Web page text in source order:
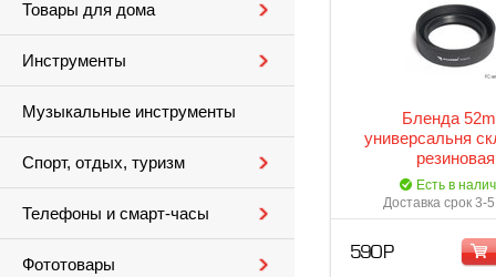
Товары для дома
Инструменты
Музыкальные инструменты
Спорт, отдых, туризм
Телефоны и смарт-часы
Фототовары
Бленда
универсальня
резиновая
Есть в
Доставка срок 3-
590 Р